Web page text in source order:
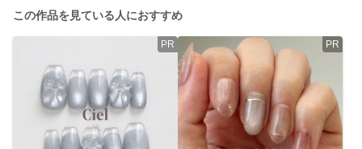
この作品を見ている人におすすめ
PR PR